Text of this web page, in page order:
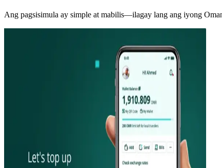
Ang pagsisimula ay simple at mabilis—ilagay lang ang iyong